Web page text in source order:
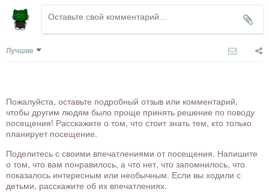
Лучшие
Пожалуйста, оставьте подробный отзыв или комментарий,
чтобы другим людям было проще принять решение по поводу
посещения! Расскажите о том, что стоит знать тем, кто только
планирует посещение.
Поделитесь с своими впечатлениями от посещения. Напишите
о том, что вам понравилось, а что нет, что запомнилось, что
показалось интересным или необычным. Если вы ходили с
детьми, расскажите об их впечатлениях.